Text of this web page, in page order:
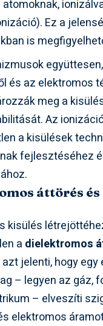
Ez a
is
és az elektromos
meg a
Az
a kisülések
fejlesztéséhez
áttörés és
kisülés
a dielektromos
jelenti, hogy egy
– legyen az gáz,
– elveszíti
elektromos